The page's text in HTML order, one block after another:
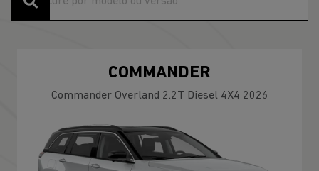
COMMANDER
Commander Overland 2.2T Diesel 4X4 2026